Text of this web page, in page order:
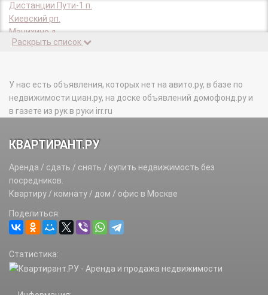
Дистанции Пути-1 п.
Киевский рп.
Мачихино д.
Разъезда Пожитково п.
Раскрыть список
У нас есть объявления, которых нет на авито.ру, в базе по
недвижимости циан.ру, на доске объявлений домофонд.ру и
в газете из рук в руки irr.ru
КВАРТИРАНТ.РУ
Аренда / сдать / снять / купить недвижимость без
посредников.
Квартиру / комнату / дом / офис в Москве
Поделиться:
Статистика: